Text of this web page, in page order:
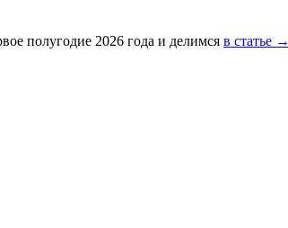
полугодие 2026 года и делимся в статье →